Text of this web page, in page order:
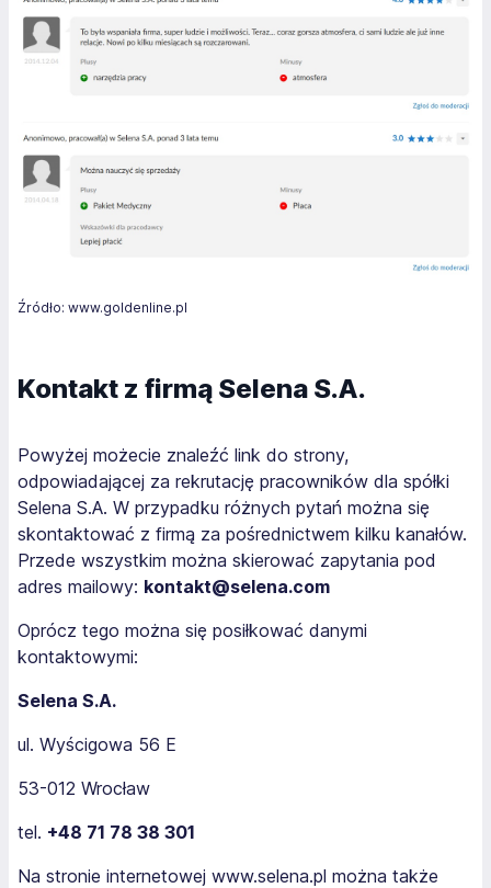
Źródło: www.goldenline.pl
Kontakt z firmą Selena S.A.
Powyżej możecie znaleźć link do strony,
odpowiadającej za rekrutację pracowników dla spółki
Selena S.A. W przypadku różnych pytań można się
skontaktować z firmą za pośrednictwem kilku kanałów.
Przede wszystkim można skierować zapytania pod
adres mailowy: kontakt@selena.com
Oprócz tego można się posiłkować danymi
kontaktowymi:
Selena S.A.
ul. Wyścigowa 56 E
53-012 Wrocław
tel. +48 71 78 38 301
Na stronie internetowej www.selena.pl można także